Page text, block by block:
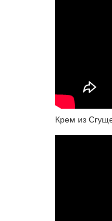
Крем из